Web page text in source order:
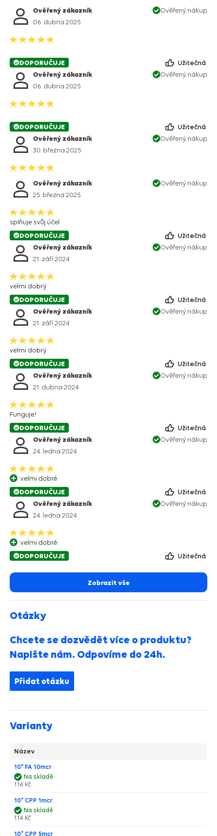
Ověřený zákazník
06. dubna 2025
Ověřený nákup
DOPORUČUJE
Užitečná
Ověřený zákazník
06. dubna 2025
Ověřený nákup
DOPORUČUJE
Užitečná
Ověřený zákazník
30. března 2025
Ověřený nákup
Ověřený zákazník
25. března 2025
Ověřený nákup
splňuje svůj účel
DOPORUČUJE
Užitečná
Ověřený zákazník
21. září 2024
Ověřený nákup
velmi dobrý
DOPORUČUJE
Užitečná
Ověřený zákazník
21. září 2024
Ověřený nákup
velmi dobrý
DOPORUČUJE
Užitečná
Ověřený zákazník
21. dubna 2024
Ověřený nákup
Funguje!
DOPORUČUJE
Užitečná
Ověřený zákazník
24. ledna 2024
Ověřený nákup
velmi dobré
DOPORUČUJE
Užitečná
Ověřený zákazník
24. ledna 2024
Ověřený nákup
velmi dobré
DOPORUČUJE
Užitečná
Zobrazit vše
Otázky
Chcete se dozvědět více o produktu?
Napište nám. Odpovíme do 24h.
Přidat otázku
Varianty
Název
10" FA 10mcr
Na skladě
114 Kč
10" CPP 1mcr
Na skladě
114 Kč
10" CPP 5mcr